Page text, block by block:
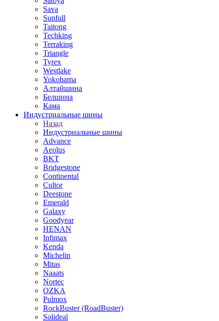
Sava
Sunfull
Taitong
Techking
Terraking
Triangle
Tyrex
Westlake
Yokohama
Алтайшина
Белшина
Кама
Индустриальные шины
Назад
Индустриальные шины
Advance
Aeolus
BKT
Bridgestone
Continental
Cultor
Deestone
Emerald
Galaxy
Goodyear
HENAN
Infimax
Kenda
Michelin
Mitas
Naaats
Nortec
OZKA
Pulmox
RockBuster (RoadBuster)
Solideal